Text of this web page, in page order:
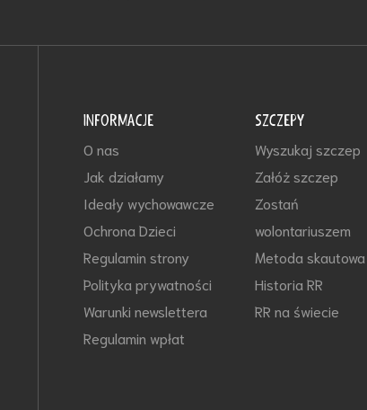
INFORMACJE
O nas
Jak działamy
Ideały wychowawcze
Ochrona Dzieci
Regulamin strony
Polityka prywatności
Warunki newslettera
Regulamin wpłat
SZCZEPY
Wyszukaj szczep
Załóż szczep
Zostań
wolontariuszem
Metoda skautowa
Historia RR
RR na świecie